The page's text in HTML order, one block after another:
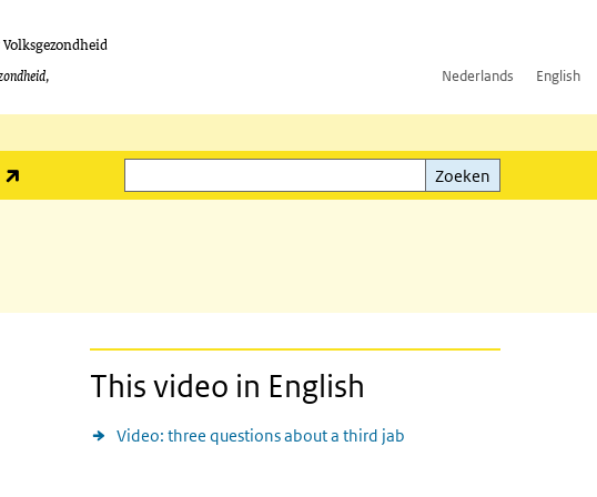
Nederlands English
Zoeken
Zoeken
This video in English
Video: three questions about a third jab